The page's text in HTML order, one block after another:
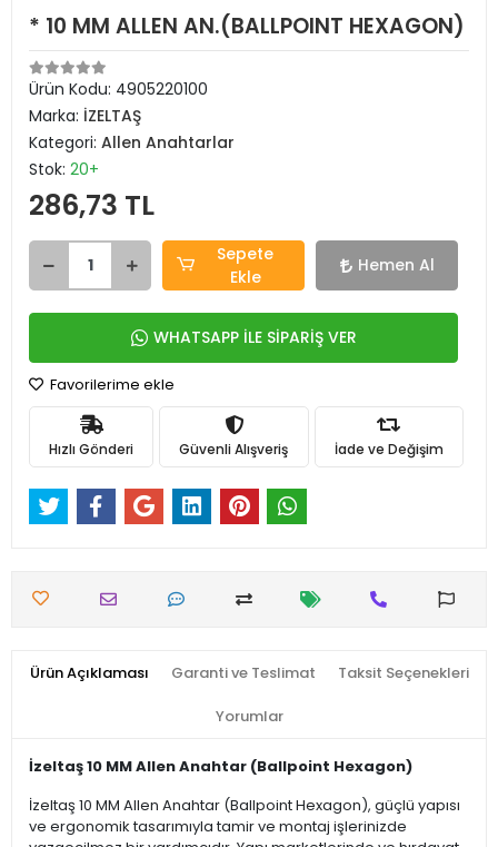
* 10 MM ALLEN AN.(BALLPOINT HEXAGON)
Ürün Kodu: 4905220100
Marka: İZELTAŞ
Kategori: Allen Anahtarlar
Stok: 20+
286,73 TL
Sepete
Ekle
Hemen Al
WHATSAPP İLE SİPARİŞ VER
Favorilerime ekle
Hızlı Gönderi Güvenli Alışveriş İade ve Değişim
Ürün Açıklaması Garanti ve Teslimat Taksit Seçenekleri
Yorumlar
İzeltaş 10 MM Allen Anahtar (Ballpoint Hexagon)
İzeltaş 10 MM Allen Anahtar (Ballpoint Hexagon), güçlü yapısı
ve ergonomik tasarımıyla tamir ve montaj işlerinizde